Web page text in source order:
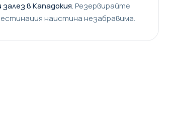
в Кападокия. Резервирайте
наистина незабравима.